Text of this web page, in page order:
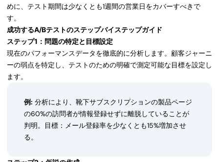
めに、テスト期間は少なくとも1週間の営業日をカバーすべきで
す。
成功するA/Bテストのステップバイステップガイド
ステップ1：問題の特定と目標設定
現在のパフォーマンスデータを徹底的に分析します。顧客ジャーニ
ーの弱点を特定し、テストのための明確で測定可能な目標を設定し
ます。
例: 分析により、靴下サブスクリプションの製品ページ
の60%の訪問者が情報登録せずに離脱していることが
判明。目標：メール登録率を少なくとも15%増加させ
る。